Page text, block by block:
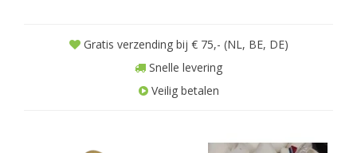
Gratis verzending bij € 75,- (NL, BE, DE)
Snelle levering
Veilig betalen